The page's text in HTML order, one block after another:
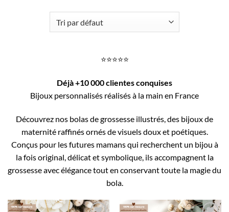
⭐️⭐️⭐️⭐️⭐️
Déjà +10 000 clientes conquises
Bijoux personnalisés réalisés à la main en France
Découvrez nos bolasdegrossesse illustrés,des bijouxde
maternité raffinésornésdevisuelsdouxet poétiques.
Conçus pour lesfutures mamansqui recherchent un bijou à
lafoisoriginal,délicatetsymbolique, ilsaccompagnent la
grossesseavecélégancetouten conservanttoute la magiedu
bola.